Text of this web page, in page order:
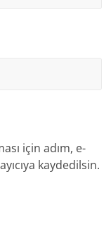
için adım, e-
kaydedilsin.